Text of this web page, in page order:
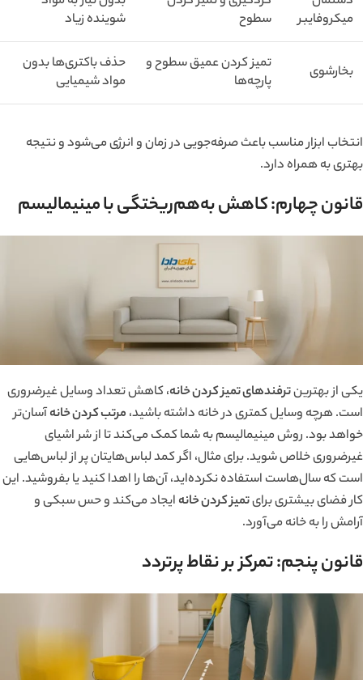
میکروفایبر
سطوح
شوینده زیاد
بخارشوی
تمیز کردن عمیق سطوح و
پارچه‌ها
حذف باکتری‌ها بدون
مواد شیمیایی
انتخاب ابزار مناسب باعث صرفه‌جویی در زمان و انرژی می‌شود و نتیجه
بهتری به همراه دارد.
قانون چهارم: کاهش به‌هم‌ریختگی با مینیمالیسم
یکی از بهترینترفندهای تمیز کردن خانه، کاهش تعداد وسایل غیرضروری
است. هرچه وسایل کمتری در خانه داشته باشید، مرتب کردن خانهآسان‌تر
خواهد بود. روش مینیمالیسم به شما کمک می‌کند تا از شر اشیای
غیرضروری خلاص شوید. برای مثال، اگر کمد لباس‌هایتان پر از لباس‌هایی
است که سال‌هاست استفاده نکرده‌اید، آن‌ها را اهدا کنید یا بفروشید. این
کار فضای بیشتری برایتمیز کردن خانه ایجاد می‌کند و حس سبکی و
آرامش را به خانه می‌آورد.
قانون پنجم: تمرکز بر نقاط پرتردد